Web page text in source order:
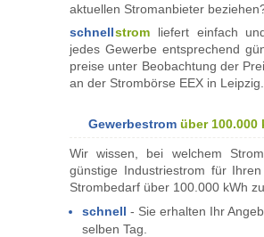
aktuellen Stromanbieter
schnellstrom liefert einfach
jedes Gewerbe entsprechend
preise unter Beobachtung der
an der Strombörse EEX in Leipzig.
Gewerbestrom über 100.000
Wir wissen, bei welchem
günstige Industriestrom für Ihren
Strombedarf über 100.000 kWh
schnell - Sie erhalten Ihr
selben Tag.